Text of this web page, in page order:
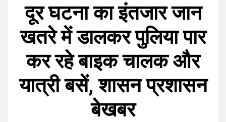
दूर घटना का इंतजार जान
खतरे में डालकर पुलिया पार
कर रहे बाइक चालक और
यात्री बसें, शासन प्रशासन
बेखबर